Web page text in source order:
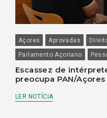
Açores Aprovadas
Parlamento Açoriano
Escassez de
preocupa PAN/Açores
LER NOTÍCIA